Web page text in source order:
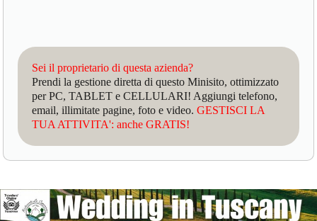
Sei il proprietario di questa azienda?
Prendi la gestione diretta di questo Minisito, ottimizzato
per PC, TABLET e CELLULARI! Aggiungi telefono,
email, illimitate pagine, foto e video.GESTISCI LA
TUA ATTIVITA': anche GRATIS!